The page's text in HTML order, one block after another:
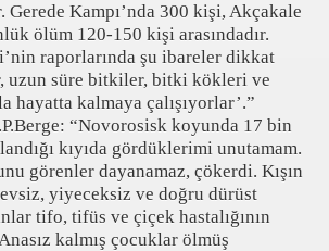
Gerede Kampı’nda 300 kişi, Akçakale
ölüm 120-150 kişi arasındadır.
raporlarında şu ibareler dikkat
uzun süre bitkiler, bitki kökleri ve
hayatta kalmaya çalışıyorlar’.”
“Novorosisk koyunda 17 bin
kıyıda gördüklerimi unutamam.
görenler dayanamaz, çökerdi. Kışın
yiyeceksiz ve doğru dürüst
tifo, tifüs ve çiçek hastalığının
kalmış çocuklar ölmüş